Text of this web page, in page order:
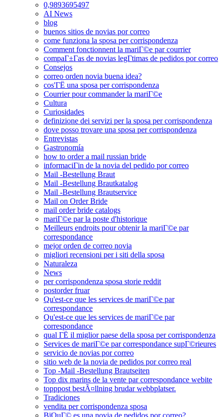
0,9893695497
AI News
blog
buenos sitios de novias por correo
come funziona la sposa per corrispondenza
Comment fonctionnent la mariГ©e par courrier
compaГ±Г­as de novias legГ­timas de pedidos por correo
Consejos
correo orden novia buena idea?
cos'ГЁ una sposa per corrispondenza
Courrier pour commander la mariГ©e
Cultura
Curiosidades
definizione dei servizi per la sposa per corrispondenza
dove posso trovare una sposa per corrispondenza
Entrevistas
Gastronomía
how to order a mail russian bride
informaciГіn de la novia del pedido por correo
Mail -Bestellung Braut
Mail -Bestellung Brautkatalog
Mail -Bestellung Brautservice
Mail on Order Bride
mail order bride catalogs
mariГ©e par la poste d'historique
Meilleurs endroits pour obtenir la mariГ©e par
correspondance
mejor orden de correo novia
migliori recensioni per i siti della sposa
Naturaleza
News
per corrispondenza sposa storie reddit
postorder fruar
Qu'est-ce que les services de mariГ©e par
correspondance
Qu'est-ce que les services de mariГ©e par
correspondance
qual ГЁ il miglior paese della sposa per corrispondenza
Services de mariГ©e par correspondance supГ©rieures
servicio de novias por correo
sitio web de la novia de pedidos por correo real
Top -Mail -Bestellung Brautseiten
Top dix marins de la vente par correspondance webite
topppost bestÃ¤llning brudar webbplatser.
Tradiciones
vendita per corrispondenza sposa